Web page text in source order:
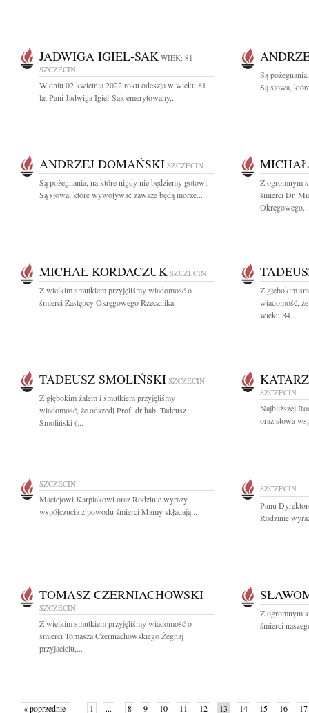
JADWIGA IGIEL-SAK WIEK: 81
SZCZECIN
W dniu 02 kwietnia 2022 roku odeszła w wieku 81
lat Pani Jadwiga Igiel-Sak emerytowany,...
Są
Są słowa,
ANDRZEJ DOMAŃSKI SZCZECIN
Są pożegnania, na które nigdy nie będziemy gotowi.
Są słowa, które wywoływać zawsze będą morze...
Z ogromnym
śmierci Dr.
Okręgowego...
MICHAŁ KORDACZUK SZCZECIN
Z wielkim smutkiem przyjęliśmy wiadomość o
śmierci Zastępcy Okręgowego Rzecznika...
Z głębokim
wiadomość,
wieku 84...
TADEUSZ SMOLIŃSKI SZCZECIN
Z głębokim żalem i smutkiem przyjęliśmy
wiadomość, że odszedł Prof. dr hab. Tadeusz
Smoliński (...
SZCZECIN
Najbliższej
oraz słowa
SZCZECIN
Maciejowi Karpiakowi oraz Rodzinie wyrazy
współczucia z powodu śmierci Mamy składają...
SZCZECIN
Panu
Rodzinie
TOMASZ CZERNIACHOWSKI
SZCZECIN
Z wielkim smutkiem przyjęliśmy wiadomość o
śmierci Tomasza Czerniachowskiego Żegnaj
przyjacielu,...
Z ogromnym
śmierci
« poprzednie 1 ... 8 9 10 11 12 13 14 15 16 17